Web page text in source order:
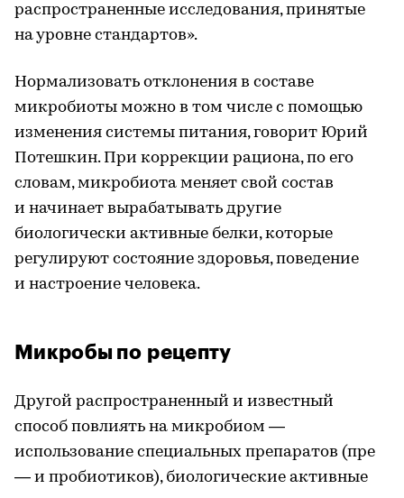
распространенные исследования, принятые
на уровне стандартов».
Нормализовать отклонения в составе
микробиоты можно в том числе с помощью
изменения системы питания, говорит Юрий
Потешкин. При коррекции рациона, по его
словам, микробиота меняет свой состав
и начинает вырабатывать другие
биологически активные белки, которые
регулируют состояние здоровья, поведение
и настроение человека.
Микробы по рецепту
Другой распространенный и известный
способ повлиять на микробиом —
использование специальных препаратов (пре
— и пробиотиков), биологические активные